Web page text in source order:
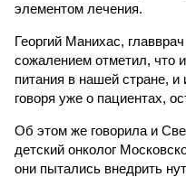
элементом лечения.
Георгий Манихас,
сожалением отметил, что
питания в нашей стране,
говоря уже о пациентах,
Об этом же говорила и
детский онколог
они пытались внедрить